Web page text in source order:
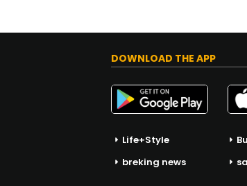
DOWNLOAD THE APP
Life+Style
breking news